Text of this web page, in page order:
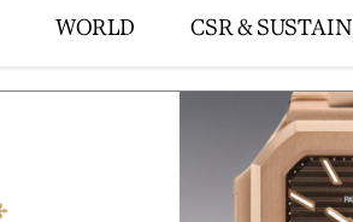
WORLD CSR & SUSTAIN